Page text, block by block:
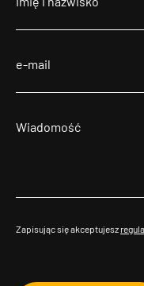
Zapisując się akceptujesz